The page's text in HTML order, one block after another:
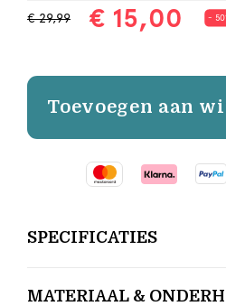
€ 29,99 € 15,00 -
Toevoegen aan
SPECIFICATIES
MATERIAAL &